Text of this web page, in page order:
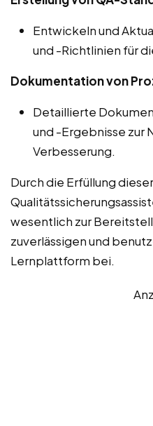
Entwickeln und
und -Richtlinien für
Dokumentation von
Detaillierte
und -Ergebnisse zur
Verbesserung.
Durch die Erfüllung
wesentlich zur
zuverlässigen und
Lernplattform bei.